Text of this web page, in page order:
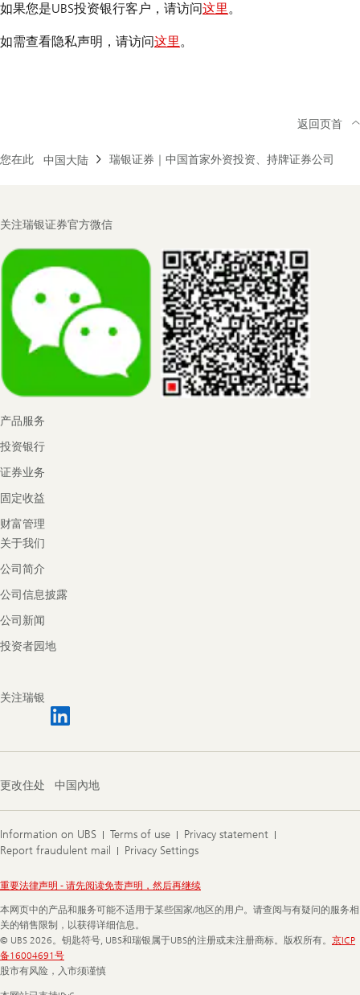
如果您是UBS投资银行客户，请访问这里。
如需查看隐私声明，请访问这里。
您在此 中国大陆 瑞银证券｜中国首家外资投资、持牌证券公司
返回页首
Footer
关注瑞银证券官方微信
产品服务
投资银行
证券业务
固定收益
财富管理
关于我们
公司简介
公司信息披露
公司新闻
投资者园地
关注瑞银
更改住处 中国內地
Information on UBS Terms of use
Privacy statement
Report fraudulent mail
Privacy Settings
Legal
重要法律声明 - 请先阅读免责声明，然后再继续
本网页中的产品和服务可能不适用于某些国家/地区的用户。请查阅与有疑问的服务相
关的销售限制，以获得详细信息。
© UBS 2026。钥匙符号, UBS和瑞银属于UBS的注册或未注册商标。版权所有。 京ICP
备16004691号
股市有风险，入市须谨慎